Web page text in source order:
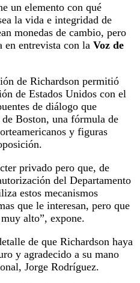
un elemento con qué
la vida e integridad de
monedas de cambio, pero
en entrevista con la Voz de
de Richardson permitió
de Estados Unidos con el
de diálogo que
Boston, una fórmula de
y figuras
privado pero que, de
del Departamento
estos mecanismos
que le interesan, pero que
alto”, expone.
de que Richardson haya
y agradecido a su mano
Jorge Rodríguez.